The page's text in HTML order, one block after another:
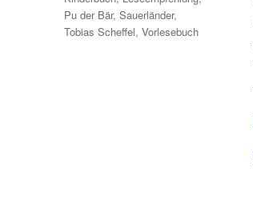
Pu der Bär,Sauerländer,
Tobias Scheffel,Vorlesebuch